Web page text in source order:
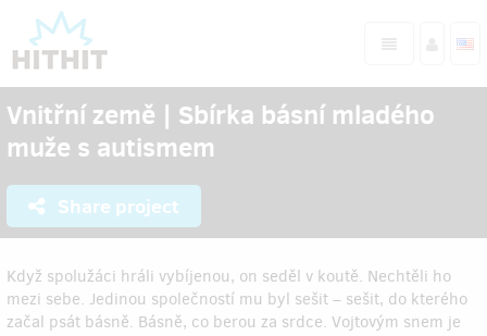
Vnitřní země | Sbírka básní mladého
muže s autismem
Share project
Když spolužáci hráli vybíjenou, on seděl v koutě. Nechtěli ho
mezi sebe. Jedinou společností mu byl sešit – sešit, do kterého
začal psát básně. Básně, co berou za srdce. Vojtovým snem je